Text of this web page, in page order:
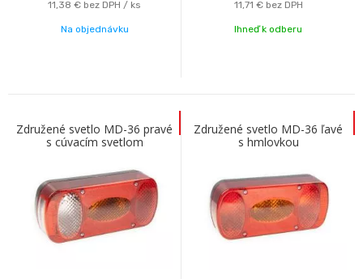
11,38 € bez DPH / ks
Na objednávku
11,71 € bez DPH
Ihneď k odberu
Združené svetlo MD-36 pravé
s cúvacím svetlom
Združené svetlo MD-36 ľavé
s hmlovkou